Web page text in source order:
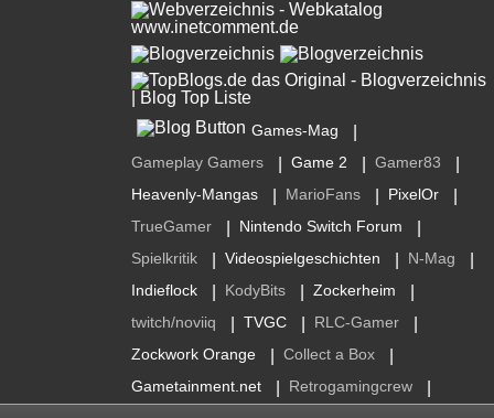
Games-Mag
Gameplay Gamers Game 2 Gamer83
Heavenly-Mangas MarioFans PixelOr
TrueGamer Nintendo Switch Forum
Spielkritik Videospielgeschichten N-Mag
Indieflock KodyBits Zockerheim
twitch/noviiq TVGC RLC-Gamer
Zockwork Orange Collect a Box
Gametainment.net Retrogamingcrew